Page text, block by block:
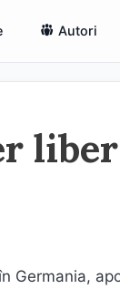
Autori
liber
Germania,